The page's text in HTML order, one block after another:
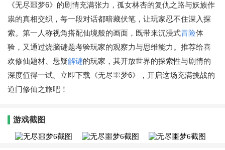
《无尽噩梦6》的剧情充满张力，孤女林杏的复仇之路与妖族作
祟的真相交织，每一段对话都暗藏伏笔，让玩家忍不住深入探
索。第一人称视角搭配仙境般的画面，既带来沉浸式冒险体
验，又通过烧脑谜题考验玩家的观察力与思维能力。推荐给喜
欢修仙题材、悬疑解谜的玩家，其开放世界的探索性与剧情的
深度值得一试。立即下载《无尽噩梦6》，开启这场充满挑战的
道门修仙之旅吧！
游戏截图